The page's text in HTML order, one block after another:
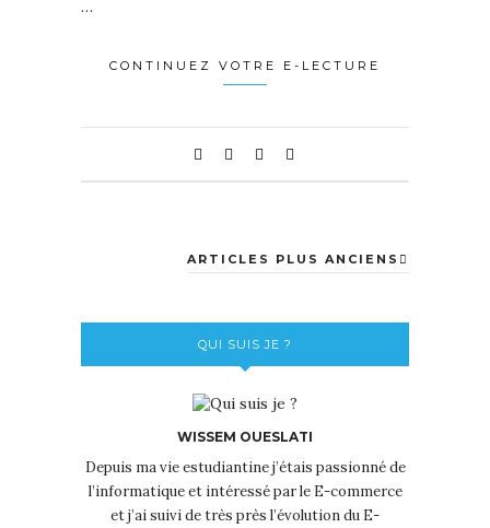
…
CONTINUEZ VOTRE E-LECTURE
ARTICLES PLUS ANCIENS
QUI SUIS JE ?
WISSEM OUESLATI
Depuis ma vie estudiantine j’étais passionné de
l’informatique et intéressé par le E-commerce
et j’ai suivi de très près l’évolution du E-